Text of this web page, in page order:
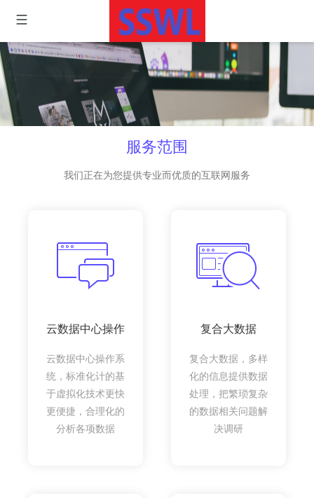
服务范围
我们正在为您提供专业而优质的互联网服务
云数据中心操作
云数据中心操作系
统，标准化计的基
于虚拟化技术更快
更便捷，合理化的
分析各项数据
复合大数据
复合大数据，多样
化的信息提供数据
处理，把繁琐复杂
的数据相关问题解
决调研